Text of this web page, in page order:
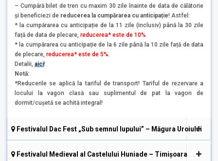
– Cumpără bilet de tren cu maxim 30 zile înainte de data de călătorie
și beneficiezi de reducerea la cumpărarea cu anticipație! Astfel:
* la cumpărarea cu anticipație de la 11 zile (inclusiv) până la 30 zile
față de data de plecare, reducerea* este de 10%
* la cumpărarea cu anticipație de la 6 zile până la 10 zile față de data
de plecare, reducerea* este de 5%
Detalii, aici!
Notă:
*Reducerile se aplică la tariful de transport! Tariful de rezervare a
locului la vagon clasă sau suplimentul de pat la vagon de
dormit/cușetă se achită integral!
Festivalul Dac Fest „Sub semnul lupului” – Măgura Uroiului
Festivalul Medieval al Castelului Huniade – Timișoara